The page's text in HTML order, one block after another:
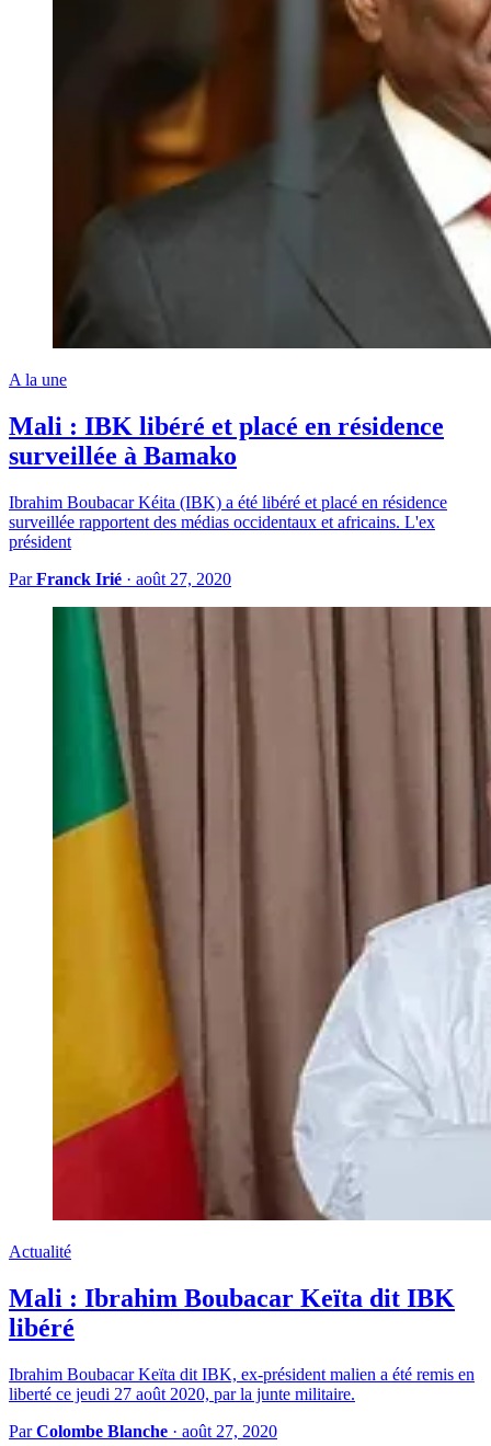
A la une
Mali : IBK libéré et placé en résidence
surveillée à Bamako
Ibrahim Boubacar Kéita (IBK) a été libéré et placé en résidence
surveillée rapportent des médias occidentaux et africains. L'ex
président
ParFranck Irié · août 27, 2020
Actualité
Mali : Ibrahim Boubacar Keïta dit IBK
libéré
Ibrahim Boubacar Keïta dit IBK, ex-président malien a été remis en
liberté ce jeudi 27 août 2020, par la junte militaire.
ParColombe Blanche · août 27, 2020